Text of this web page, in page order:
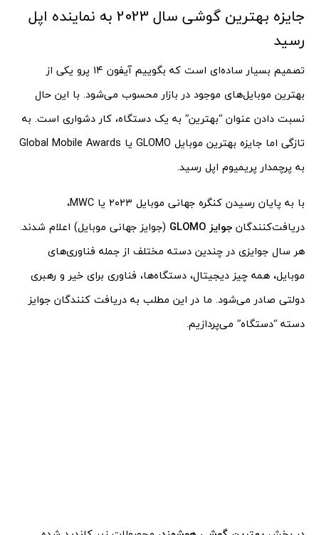
جایزه بهترین گوشی سال 2023 به نماینده اپل
رسید
تصمیم بسیار ساده‌ای است که بگوییم آیفون ۱۴ پرو یکی از
بهترین موبایل‌های موجود در بازار محسوب می‌شود. با این حال
نسبت دادن عنوان “بهترین” به یک دستگاه، کار دشواری است. به
تازگی اما جایزه بهترین موبایل GLOMO یا Global Mobile Awards
به پرچمدار پریمیوم اپل رسید.
با به پایان رسیدن کنگره جهانی موبایل ۲۰۲۳ یا MWC،
دریافت‌کنندگان جوایز GLOMO
(جوایز جهانی موبایل) اعلام شدند.
هر سال جوایزی در چندین دسته مختلف از جمله فناوری‌های
موبایل، همه چیز دیجیتال، دستگاه‌ها، فناوری برای خیر و رهبری
دولتی صادر می‌شود. ما در این مطلب به دریافت کنندگان جوایز
دسته “دستگاه” می‌پردازیم.